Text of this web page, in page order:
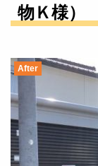
物Ｋ様）
After